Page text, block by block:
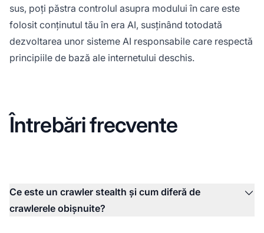
sus, poți păstra controlul asupra modului în care este
folosit conținutul tău în era AI, susținând totodată
dezvoltarea unor sisteme AI responsabile care respectă
principiile de bază ale internetului deschis.
Întrebări frecvente
Ce este un crawler stealth și cum diferă de
crawlerele obișnuite?